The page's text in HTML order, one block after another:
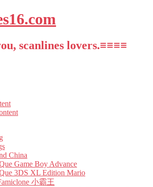
scanlines lovers.≡≡≡≡
China
Game Boy Advance
3DS XL Edition Mario
小霸王